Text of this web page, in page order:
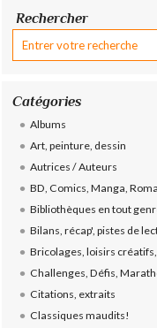
Rechercher
Catégories
Albums
Art, peinture, dessin
Autrices / Auteurs
BD, Comics, Manga,
Bibliothèques en tout
Bilans, récap', pistes de
Bricolages, loisirs
Challenges, Défis,
Citations, extraits
Classiques maudits!